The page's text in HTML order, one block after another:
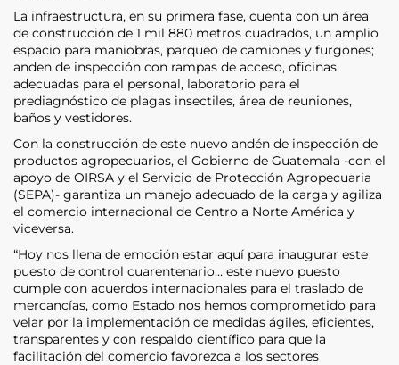
La infraestructura, en su primera fase, cuenta con un área
de construcción de 1 mil 880 metros cuadrados, un amplio
espacio para maniobras, parqueo de camiones y furgones;
anden de inspección con rampas de acceso, oficinas
adecuadas para el personal, laboratorio para el
prediagnóstico de plagas insectiles, área de reuniones,
baños y vestidores.
Con la construcción de este nuevo andén de inspección de
productos agropecuarios, el Gobierno de Guatemala -con el
apoyo de OIRSA y el Servicio de Protección Agropecuaria
(SEPA)- garantiza un manejo adecuado de la carga y agiliza
el comercio internacional de Centro a Norte América y
viceversa.
“Hoy nos llena de emoción estar aquí para inaugurar este
puesto de control cuarentenario… este nuevo puesto
cumple con acuerdos internacionales para el traslado de
mercancías, como Estado nos hemos comprometido para
velar por la implementación de medidas ágiles, eficientes,
transparentes y con respaldo científico para que la
facilitación del comercio favorezca a los sectores